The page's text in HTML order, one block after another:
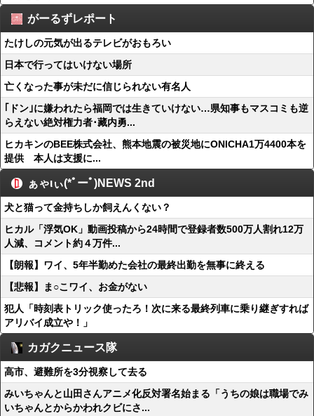
がーるずレポート
たけしの元気が出るテレビがおもろい
日本で行ってはいけない場所
亡くなった事が未だに信じられない有名人
｢ドン｣に嫌われたら福岡では生きていけない…県知事もマスコミも逆
らえない絶対権力者･藏内勇...
ヒカキンのBEE株式会社、熊本地震の被災地にONICHA1万4400本を
提供 本人は支援に...
ぁゃιぃ(*ﾟーﾟ)NEWS 2nd
犬と猫って金持ちしか飼えんくない？
ヒカル「浮気OK」動画投稿から24時間で登録者数500万人割れ12万
人減、コメント約４万件...
【朗報】ワイ、5年半勤めた会社の最終出勤を無事に終える
【悲報】ま○こワイ、お金がない
犯人「時刻表トリック使ったろ！次に来る最終列車に乗り継ぎすれば
アリバイ成立や！」
カガクニュース隊
高市、避難所を3分視察して去る
みいちゃんと山田さんアニメ化反対署名始まる「うちの娘は職場でみ
いちゃんとからかわれクビにさ...